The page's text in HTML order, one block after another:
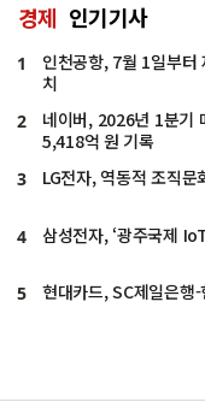
경제 인기기사
1
인천공항, 7월 1일부터
치
2
네이버, 2026년 1분기
5,418억 원 기록
3 LG전자, 역동적 조직문
4 삼성전자, ‘광주국제
5 현대카드, SC제일은행